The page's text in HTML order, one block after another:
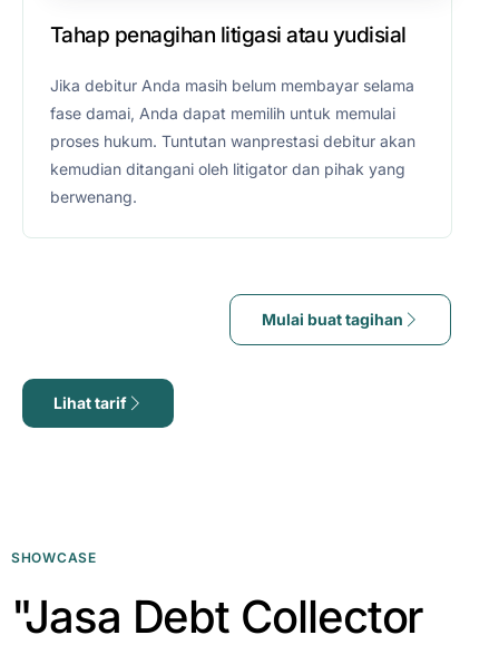
Tahap penagihan litigasi atau yudisial
Jika debitur Anda masih belum membayar selama
fase damai, Anda dapat memilih untuk memulai
proses hukum. Tuntutan wanprestasi debitur akan
kemudian ditangani oleh litigator dan pihak yang
berwenang.
Mulai buat tagihan
Lihat tarif
SHOWCASE
"Jasa Debt Collector